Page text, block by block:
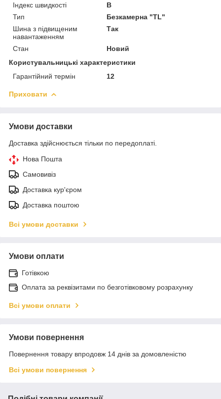
Індекс швидкості
B
Тип
Безкамерна "TL"
Шина з підвищеним
навантаженням
Так
Стан
Новий
Користувальницькі характеристики
Гарантійний термін
12
Приховати
Умови доставки
Доставка здійснюється тільки по передоплаті.
Нова Пошта
Самовивіз
Доставка кур'єром
Доставка поштою
Всі умови доставки
Умови оплати
Готівкою
Оплата за реквізитами по безготівковому розрахунку
Всі умови оплати
Умови повернення
Повернення товару впродовж 14 днів за домовленістю
Всі умови повернення